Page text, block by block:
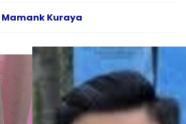
Mamank Kuraya